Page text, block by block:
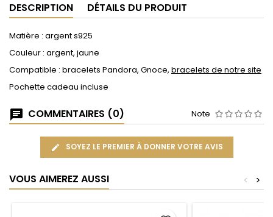
DESCRIPTION DÉTAILS DU PRODUIT
Matière : argent s925
Couleur : argent, jaune
Compatible : bracelets Pandora, Gnoce, bracelets de notre site
Pochette cadeau incluse
COMMENTAIRES (0) Note
SOYEZ LE PREMIER À DONNER VOTRE AVIS
VOUS AIMEREZ AUSSI >
<